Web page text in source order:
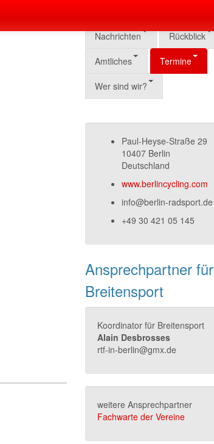
Nachrichten Rückblick
Amtliches Termine
Wer sind wir?
Paul-Heyse-Straße 29
10407 Berlin
Deutschland
www.berlincycling.com
info@berlin-radsport.de
+49 30 421 05 145
Ansprechpartner für
Breitensport
Koordinator für Breitensport
Alain Desbrosses
rtf-in-berlin@gmx.de
weitere Ansprechpartner
Fachwarte der Vereine